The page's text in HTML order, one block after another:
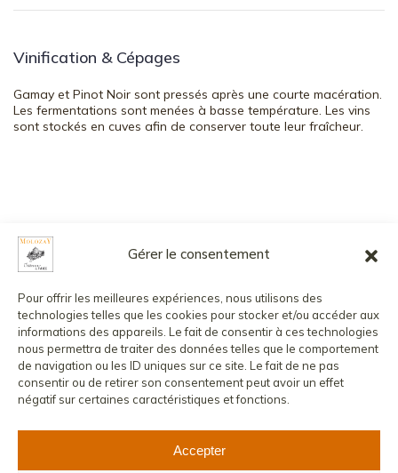
Gérer le consentement
Pour offrir les meilleures expériences, nous utilisons des
technologies telles que les cookies pour stocker et/ou accéder aux
informations des appareils. Le fait de consentir à ces technologies
nous permettra de traiter des données telles que le comportement
de navigation ou les ID uniques sur ce site. Le fait de ne pas
consentir ou de retirer son consentement peut avoir un effet
négatif sur certaines caractéristiques et fonctions.
Accepter
Vinification & Cépages
Gamay et Pinot Noir sont pressés après une courte macération.
Les fermentations sont menées à basse température. Les vins
sont stockés en cuves afin de conserver toute leur fraîcheur.
L’abus d’alcool est dangereux pour la santé, à consommer avec
modération.
La vente de boissons alcoolisées aux mineurs est strictement
interdite.
© 2026 MOLOZAY - CHÂTEAU DE VAUX
CONTACT
MENTIONS LÉGALES
POLITIQUE DE CONFIDENTIALITÉ
CONDITIONS GÉNÉRALES DE VENTE
COMPTE CLIENT